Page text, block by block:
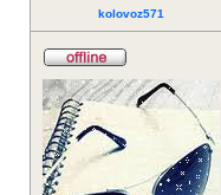
kolovoz571